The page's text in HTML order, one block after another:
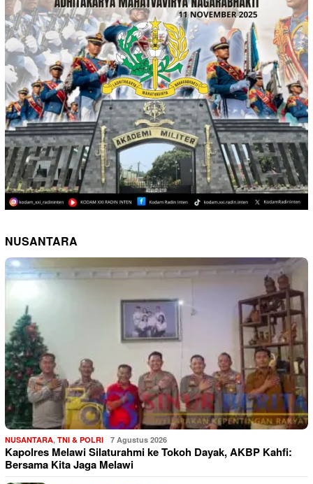
NUSANTARA
NUSANTARA, TNI & POLRI 7 Agustus 2026
Kapolres Melawi Silaturahmi ke Tokoh Dayak, AKBP Kahfi:
Bersama Kita Jaga Melawi